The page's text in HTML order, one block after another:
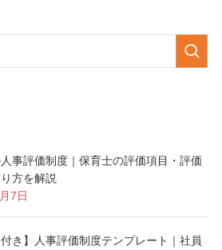
事評価制度｜保育士の評価項目・評価
方を解説
7日
付き】人事評価制度テンプレート｜社員